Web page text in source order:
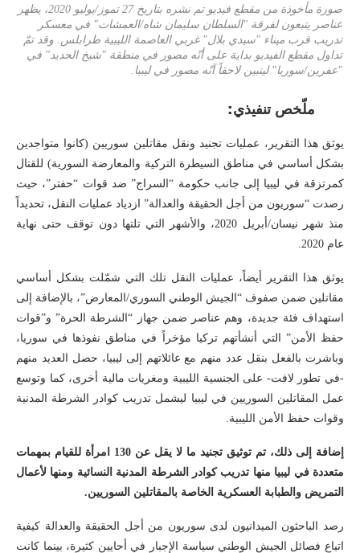
صورة مأخوذة من مقطع فيديو تم نشره بتاريخ 27 تموز/يوليو 2020، يظهر
عناصر يتبعون لفرقة "السلطان سليمان شاه/العمشات" في معسكر
تدريب قرب ميناء "سيدي بلال" غربي العاصمة الليبية طرابلس. وقد تمّ
تداول مقطع الفيديو بداية على أنّه مصور في منطقة "شيخ الحديد" في
"عفرين/سوريا" ليتبين لاحقاً آنّه مصور في ليبيا.
ملّخص تنفيذي:
يوثق هذا التقرير، عمليات تجنيد ونقل مقاتلين سوريين (كانوا متواجدين
بشكل أساسي في مناطق السيطرة التركية والمعارضة السورية) للقتال
كمرتزقة في ليبيا إلى جانب حكومة “السراج” ضد قوات “حفتر”، حيث
رصدت “سوريون من أجل الحقيقة والعدالة” ازدياد عمليات النقل، تحديداً
منذ شهر نيسان/أبريل 2020، والأشهر التي تلتها دون توقف حتى نهاية
عام 2020.
يوثق هذا التقرير أيضاً، عمليات النقل تلك التي شمّلت بشكل أساسي
مقاتلين ضمن صفوف “الجيش الوطني السوري/المعارض”، بالإضافة إلى
استهداف فئة جديدة، وهم عناصر ضمن جهاز “الشرطة الحرة” و”قوات
حفظ الأمن” التي أنشأتهم تركيا مؤخراً في مناطق نفوذها في سوريا،
وباشرت بالفعل بنقل عدد منهم مع عائلاتهم إلى ليبيا، حصل العديد منهم
-في تطور لافت- على الجنسية الليبية ومغريات مالية أخرى، كما وتوسع
عمل المقاتلين السوريين في ليبيا ليشمل تدريب كوادر الشرطة المدنية
وقوات حفظ الأمن الليبية.
إضافة إلى ذلك، تم توثيق تجنيد ما لا يقل عن 130 امرأة للقيام بمهمات
متعددة في ليبيا منها تدريب كوادر الشرطة المدنية النسائية ومنها لأعمال
التمريض والطبابة العسكرية الخاصة بالمقاتلين السوريين.
رصد الباحثون الميدانيون لدى سوريون من أجل الحقيقة والعدالة كيفية
اتباع فصائل الجيش الوطني سياسة الإجبار في أحايين كثيرة، بينما كانت